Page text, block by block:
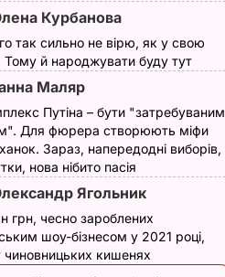
Курбанова
так сильно не вірю, як у свою
Тому й народжувати буду тут
Маляр
Путіна – бути "затребуваним
Для фюрера створюють міфи
Зараз, напередодні виборів,
нова нібито пасія
Ягольник
грн, чесно зароблених
шоу-бізнесом у 2021 році,
чиновницьких кишенях